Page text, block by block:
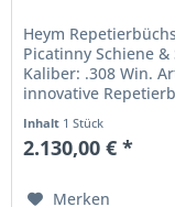
Heym
Picatinny Schiene
Kaliber: .308 Win.
innovative
Inhalt 1 Stück
2.130,00 € *
Merken